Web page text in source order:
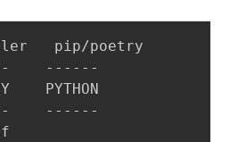
pip/poetry
------
PYTHON
------